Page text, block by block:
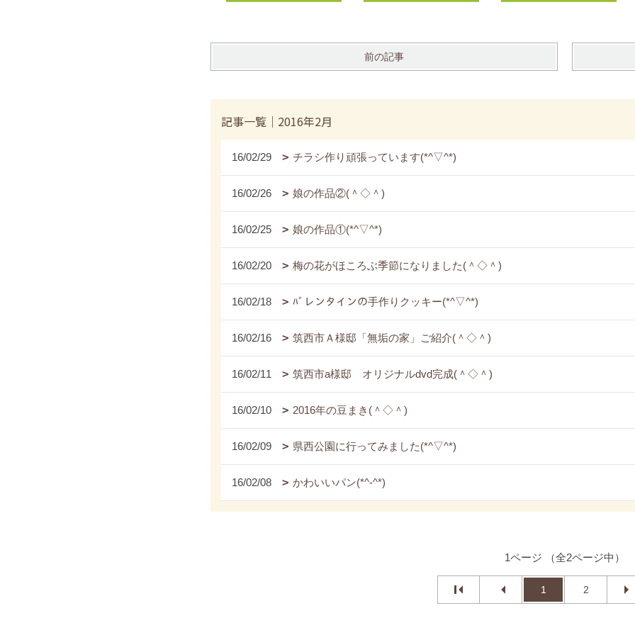
前の記事
記事一覧｜2016年2月
16/02/29 チラシ作り頑張っています(*^▽^*)
16/02/26 娘の作品②(＾◇＾)
16/02/25 娘の作品①(*^▽^*)
16/02/20 梅の花がほころぶ季節になりました(＾◇＾)
16/02/18 ﾊﾞレンタインの手作りクッキー(*^▽^*)
16/02/16 筑西市Ａ様邸「無垢の家」ご紹介(＾◇＾)
16/02/11 筑西市a様邸 オリジナルdvd完成(＾◇＾)
16/02/10 2016年の豆まき(＾◇＾)
16/02/09 県西公園に行ってみました(*^▽^*)
16/02/08 かわいいパン(*^-^*)
1ページ （全2ページ中）
1 2